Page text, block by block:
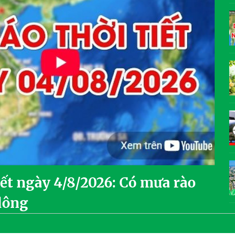
ngày 4/8/2026: Có mưa rào